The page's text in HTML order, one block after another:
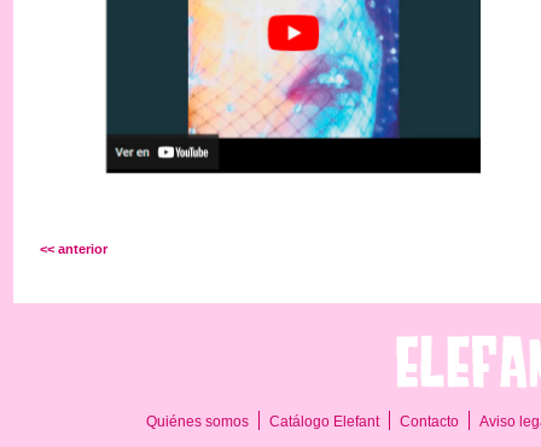
<< anterior
Quiénes somos Catálogo Elefant Contacto Aviso